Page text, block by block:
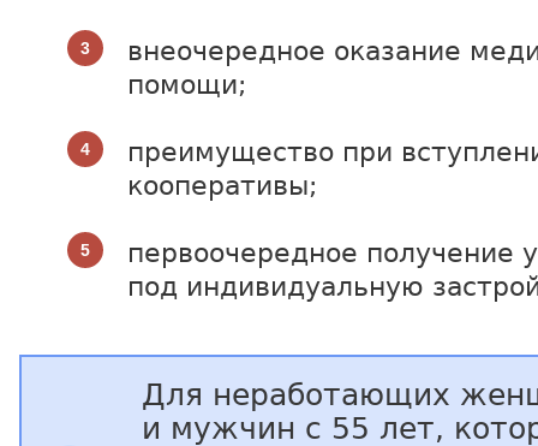
внеочередное оказание
помощи;
преимущество при
кооперативы;
первоочередное получение
под индивидуальную
Для неработающих
и мужчин с 55 лет,